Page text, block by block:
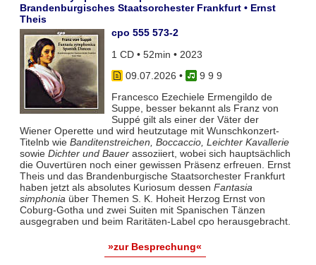
Brandenburgisches Staatsorchester Frankfurt • Ernst
Theis
cpo 555 573-2
1 CD • 52min • 2023
09.07.2026 •
9 9 9
Francesco Ezechiele Ermengildo de
Suppe, besser bekannt als Franz von
Suppé gilt als einer der Väter der
Wiener Operette und wird heutzutage mit Wunschkonzert-
Titelnb wie Banditenstreichen, Boccaccio, Leichter Kavallerie
sowie Dichter und Bauerassoziiert, wobei sich hauptsächlich
die Ouvertüren noch einer gewissen Präsenz erfreuen. Ernst
Theis und das Brandenburgische Staatsorchester Frankfurt
haben jetzt als absolutes Kuriosum dessen Fantasia
simphoniaüber Themen S. K. Hoheit Herzog Ernst von
Coburg-Gotha und zwei Suiten mit Spanischen Tänzen
ausgegraben und beim Raritäten-Label cpo herausgebracht.
»zur Besprechung«